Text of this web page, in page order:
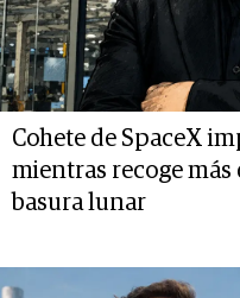
Cohete de SpaceX
mientras recoge
basura lunar